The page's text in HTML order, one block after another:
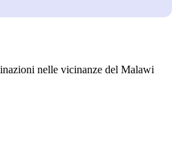
nelle vicinanze del Malawi